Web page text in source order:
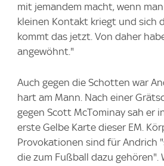
mit jemandem macht, wenn
kleinen Kontakt kriegt und sich
kommt das jetzt. Von daher
angewöhnt."
Auch gegen die Schotten war
hart am Mann. Nach einer
gegen Scott McTominay sah er
erste Gelbe Karte dieser EM.
Provokationen sind für Andrich
die zum Fußball dazu gehören".